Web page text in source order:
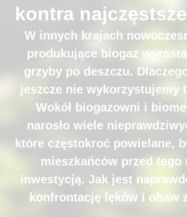
kontra
W innych krajach
produkujące biogaz
grzyby po deszczu.
jeszcze nie wykorzystujemy
Wokół biogazowni i
narosło wiele
które częstokroć powielane,
mieszkańców przed tego
inwestycją. Jak jest
konfrontację lęków i obaw